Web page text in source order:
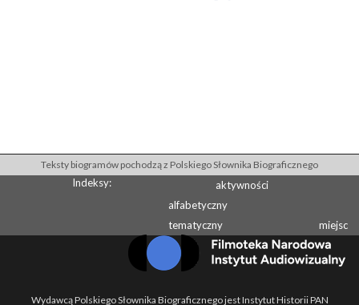
Teksty biogramów pochodzą z Polskiego Słownika Biograficznego
Indeksy:
aktywności
alfabetyczny
tematyczny
miejsc
Wydawcą Polskiego Słownika Biograficznego jest Instytut Historii PAN